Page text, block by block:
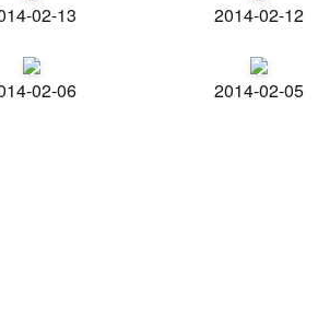
02-13 2014-02-12
02-06 2014-02-05